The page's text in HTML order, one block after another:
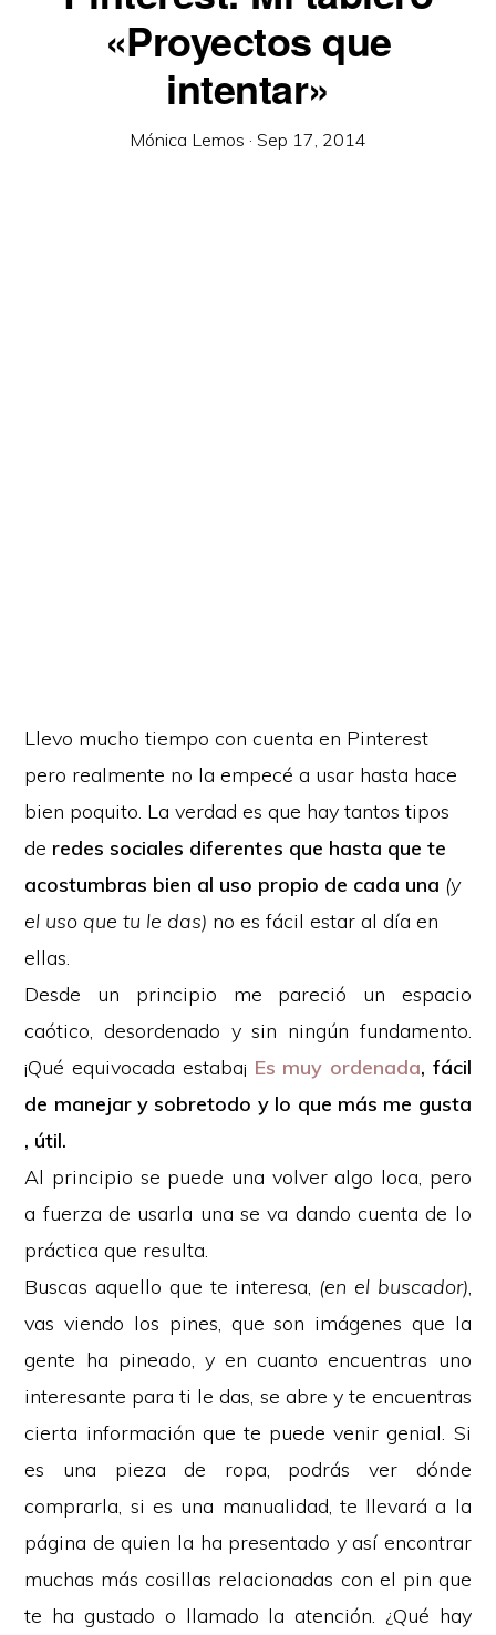
«Proyectos que
intentar»
Mónica Lemos · Sep 17, 2014
Llevo mucho tiempo con cuenta en Pinterest
pero realmente no la empecé a usar hasta hace
bien poquito. La verdad es que hay tantos tipos
de redes sociales diferentes que hasta que te
acostumbras bien al uso propio de cada una (y
el uso que tu le das) no es fácil estar al día en
ellas.
Desde un principio me pareció un espacio
caótico, desordenado y sin ningún fundamento.
¡Qué equivocada estaba¡ Es muy ordenada, fácil
de manejar y sobretodo y lo que más me gusta
, útil.
Al principio se puede una volver algo loca, pero
a fuerza de usarla una se va dando cuenta de lo
práctica que resulta.
Buscas aquello que te interesa, (en el buscador),
vas viendo los pines, que son imágenes que la
gente ha pineado, y en cuanto encuentras uno
interesante para ti le das, se abre y te encuentras
cierta información que te puede venir genial. Si
es una pieza de ropa, podrás ver dónde
comprarla, si es una manualidad, te llevará a la
página de quien la ha presentado y así encontrar
muchas más cosillas relacionadas con el pin que
te ha gustado o llamado la atención. ¿Qué hay